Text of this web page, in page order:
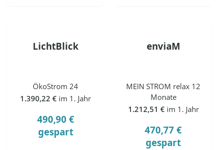
LichtBlick
ÖkoStrom 24
1.390,22 € im 1. Jahr
490,90 €
gespart
enviaM
MEIN STROM relax 12
Monate
1.212,51 € im 1. Jahr
470,77 €
gespart